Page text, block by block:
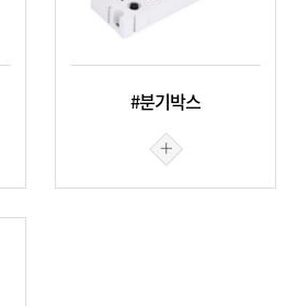
#분기박스